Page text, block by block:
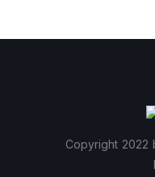
Copyright 2022